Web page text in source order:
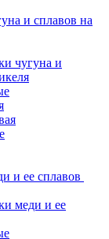
и сплавов на
чугуна и
и ее сплавов
меди и ее